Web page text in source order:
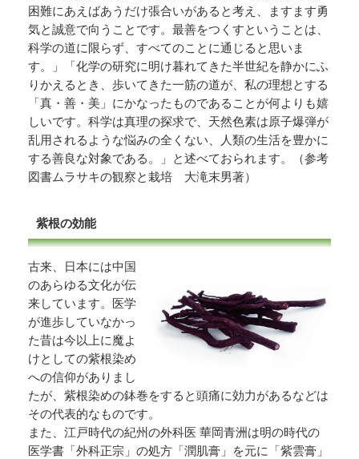
困難にあえばあうだけ張合いがあると考え、ますます勇
気と誠意で向うことです。最善をつくすということは、
科学の道に限らず、すべてのことに通じると思いま
す。」「化学の研究に明け暮れてきた半世紀を静かにふ
りかえるとき、歩いてきた一筋の道が、私の理想とする
「真・善・美」にかなったものであることが何よりも嬉
しいです。科学は真理の探求で、天然色素は原子爆弾が
乱用されるような悩みの全くない、人類の生活を豊かに
する善良な対象である。」と述べておられます。（参考
図書ムラサキの観察と栽培 大滝末男著）
紫根の効能
古来、日本には中国
のあらゆる文化が伝
来しています。医学
が進歩していなかっ
た昔は今以上に魔よ
けとしての紫根染め
への信仰がありまし
たが、紫根染めの鉢巻をすると頭痛に効力があるなどは
その代表的なものです。
また、江戸時代の紀州の外科医 華岡青洲は明の時代の
医学書「外科正宗」の処方「潤肌膏」を元に「紫雲膏」